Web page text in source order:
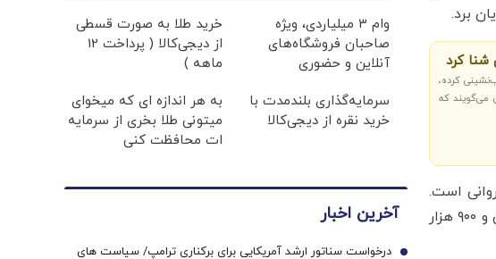
شنا کرد
دلار آزاد به محدوده ۸۷ هزار تومان عقب‌نشینی کرده،
می‌گویند که
است.
نشانه‌ای از برخورد قیمت با کف حمایتی کوتاه‌مدت بود؛ اما بازگشت سریع و بسته شدن قیمت در ۷۷ میلیون و ۹۰۰ هزار
وام ۳ میلیاردی، ویژه
صاحبان فروشگاه‌های
آنلاین و حضوری
خرید طلا به صورت قسطی
از دیجی‌کالا ( پرداخت 12
ماهه )
سرمایه‌گذاری بلندمدت با
خرید نقره از دیجی‌کالا
به هر اندازه ای که میخوای
میتونی طلا بخری از سرمایه
ات محافظت کنی
آخرین اخبار
درخواست سناتور ارشد آمریکایی برای برکناری ترامپ/ سیاست های